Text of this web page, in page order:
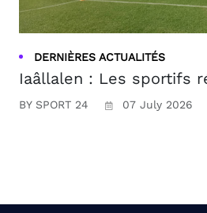
DERNIÈRES ACTUALITÉS
Iaâllalen : Les sportifs
BY SPORT 24 07 July 2026